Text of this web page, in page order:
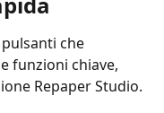
che
funzioni chiave,
Repaper Studio.